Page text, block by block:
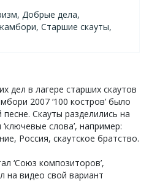
Добрые дела,
Старшие скауты,
дел в лагере старших скаутов
2007 ‘100 костров’ было
Скауты разделились на
слова’, например:
Россия, скаутское братство.
‘Союз композиторов’,
на видео свой вариант